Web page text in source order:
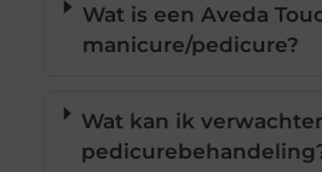
Wat is een Aveda
manicure/pedicure?
Wat kan ik